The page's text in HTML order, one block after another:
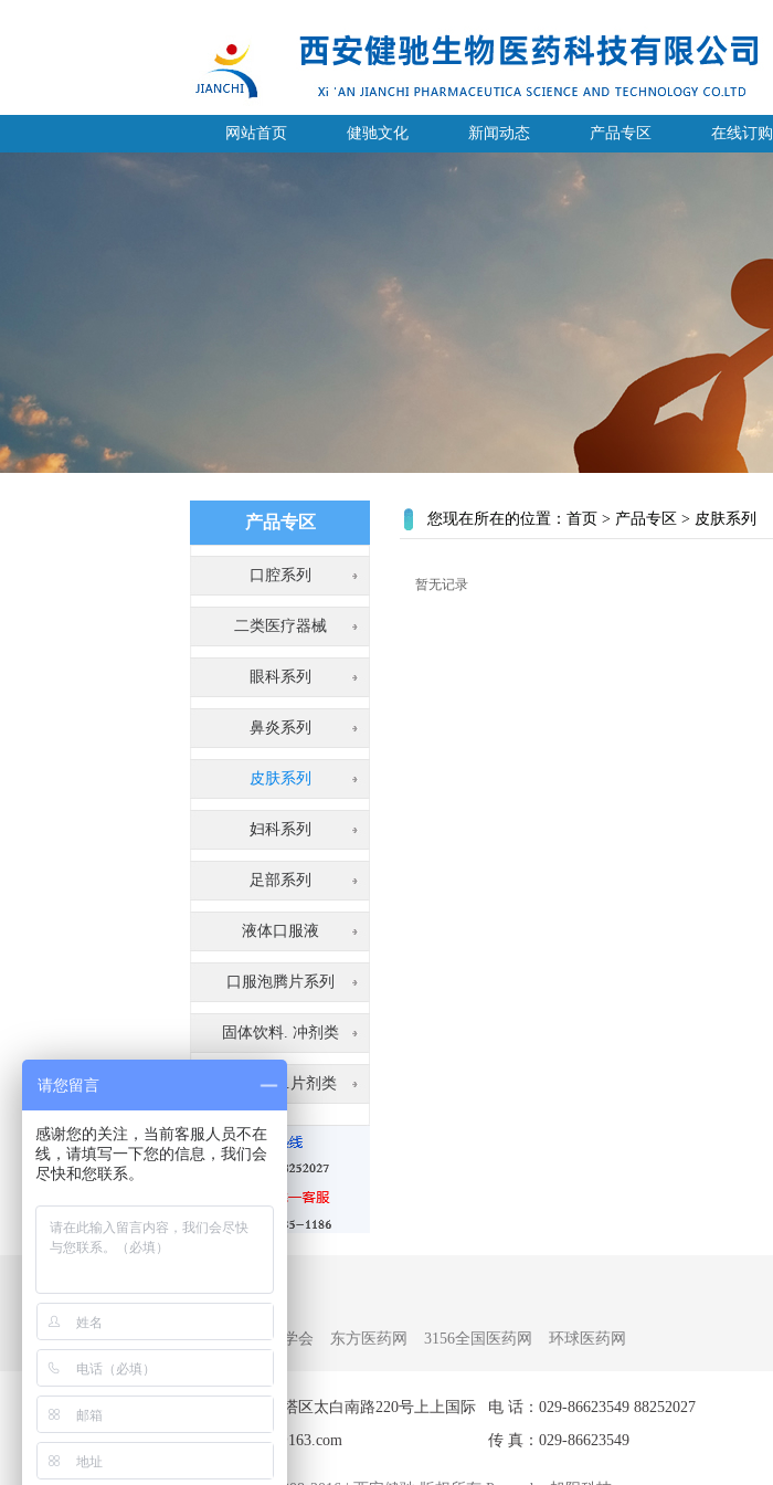
网站首页 健驰文化 新闻动态 产品专区 在线订购
产品专区
口腔系列
二类医疗器械
眼科系列
鼻炎系列
皮肤系列
妇科系列
足部系列
液体口服液
口服泡腾片系列
固体饮料. 冲剂类
压片糖果.片剂类
您现在所在的位置： 首页 > 产品专区 > 皮肤系列
暂无记录
友情链接
中国质量检验学会 东方医药网 3156全国医药网 环球医药网
地址：西安雁塔区太白南路220号上上国际
电 话：029-86623549 88252027
邮箱：xajckj@163.com
传 真：029-86623549
请您留言
感谢您的关注，当前客服人员不在
线，请填写一下您的信息，我们会
尽快和您联系。